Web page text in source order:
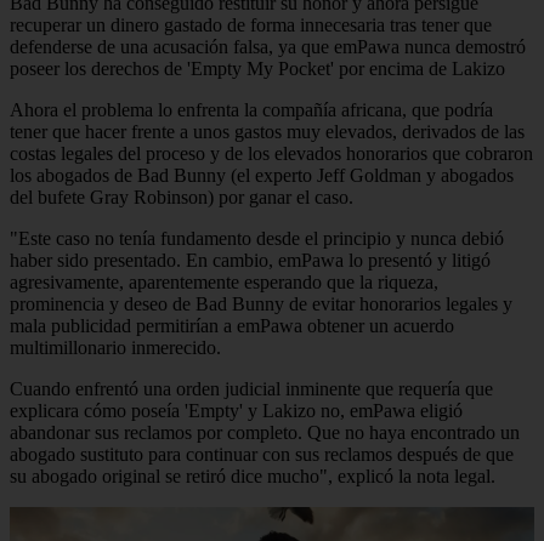
recuperar un dinero gastado de forma innecesaria tras tener que
defenderse de una acusación falsa, ya que emPawa nunca demostró
poseer los derechos de 'Empty My Pocket' por encima de Lakizo
Ahora el problema lo enfrenta la compañía africana, que podría
tener que hacer frente a unos gastos muy elevados, derivados de las
costas legales del proceso y de los elevados honorarios que cobraron
los abogados de Bad Bunny (el experto Jeff Goldman y abogados
del bufete Gray Robinson) por ganar el caso.
"Este caso no tenía fundamento desde el principio y nunca debió
haber sido presentado. En cambio, emPawa lo presentó y litigó
agresivamente, aparentemente esperando que la riqueza,
prominencia y deseo de Bad Bunny de evitar honorarios legales y
mala publicidad permitirían a emPawa obtener un acuerdo
multimillonario inmerecido.
Cuando enfrentó una orden judicial inminente que requería que
explicara cómo poseía 'Empty' y Lakizo no, emPawa eligió
abandonar sus reclamos por completo. Que no haya encontrado un
abogado sustituto para continuar con sus reclamos después de que
su abogado original se retiró dice mucho", explicó la nota legal.